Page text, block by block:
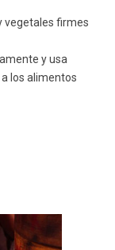
vegetales firmes
y usa
los alimentos